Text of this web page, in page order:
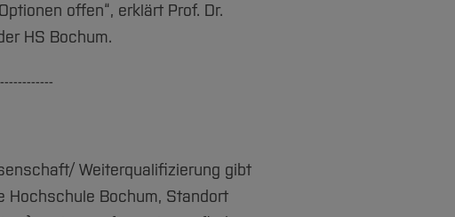
offen“, erklärt Prof. Dr.
HS Bochum.
Weiterqualifizierung gibt
Hochschule Bochum, Standort